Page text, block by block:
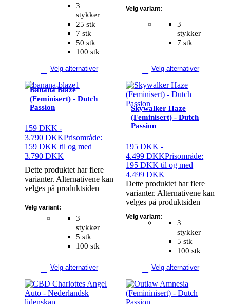
3
stykker
25 stk
7 stk
50 stk
100 stk
Velg alternativer
3
stykker
7 stk
Velg variant:
Velg alternativer
Banana Blaze
(Feminisert) - Dutch
Passion
159 DKK -
3.790 DKKPrisområde:
159 DKK til og med
3.790 DKK
3
stykker
5 stk
100 stk
Velg variant:
Velg alternativer
Dette produktet har flere
varianter. Alternativene kan
velges på produktsiden
Skywalker Haze
(Feminisert) - Dutch
Passion
195DKK -
4.499DKKPrisområde:
195 DKK til og med
4.499 DKK
3
stykker
5 stk
100 stk
Velg variant:
Velg alternativer
Dette produktet har flere
varianter. Alternativene kan
velges på produktsiden